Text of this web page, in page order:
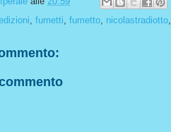
, fumetti, fumetto, nicolastradiotto,